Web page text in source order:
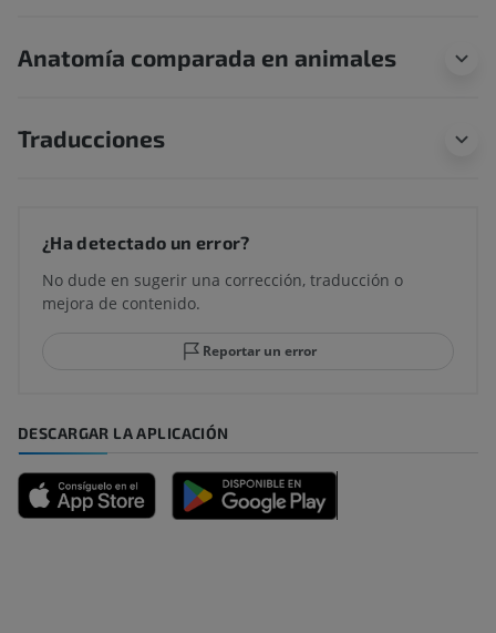
Anatomía comparada en animales
Traducciones
¿Ha detectado un error?
No dude en sugerir una corrección, traducción o
mejora de contenido.
Reportar un error
DESCARGAR LA APLICACIÓN